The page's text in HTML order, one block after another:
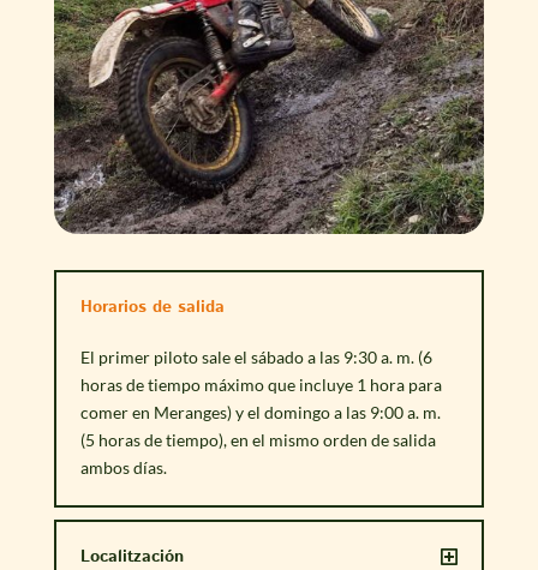
Horarios de salida
El primer piloto sale el sábado a las 9:30 a. m. (6
horas de tiempo máximo que incluye 1 hora para
comer en Meranges) y el domingo a las 9:00 a. m.
(5 horas de tiempo), en el mismo orden de salida
ambos días.
Localitzación